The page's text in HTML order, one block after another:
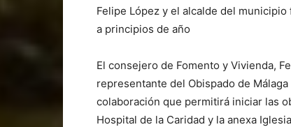
Felipe López y el alcalde del
a principios de año
El consejero de Fomento y Vivienda,
representante del Obispado de
colaboración que permitirá iniciar las
Hospital de la Caridad y la anexa